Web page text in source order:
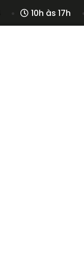
10h às 17h